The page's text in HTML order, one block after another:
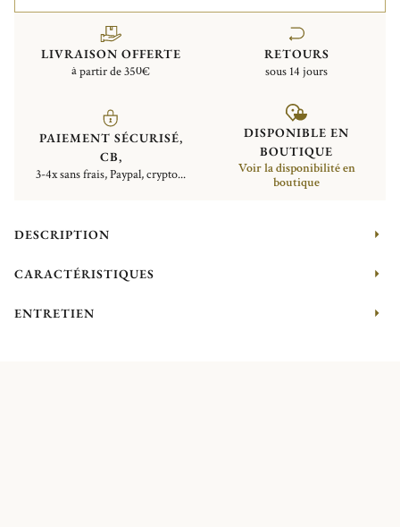
LIVRAISON OFFERTE
à partir de 350€
RETOURS
sous 14 jours
PAIEMENT SÉCURISÉ,
CB,
3-4x sans frais, Paypal, crypto...
DISPONIBLE EN
BOUTIQUE
Voir la disponibilité en
boutique
DESCRIPTION
CARACTÉRISTIQUES
ENTRETIEN